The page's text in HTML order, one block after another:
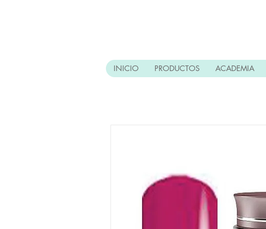
INICIO PRODUCTOS ACADEMIA